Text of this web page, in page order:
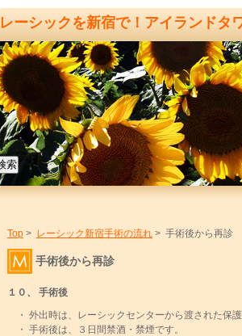
レーシックを新宿で！アイランドタ
Top > レーシック新宿手術の流れ > 手術後から再診
手術後から再診
１０、 手術後
・ 外出時は、レーシックセンターから渡された保護
・ 手術後は、３日間禁酒・禁煙です。